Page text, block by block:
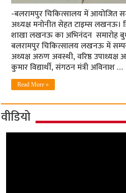
-बलरामपुर चिकित्‍सालय में आयोजित
अध्‍यक्ष मनोनीत सेहत टाइम्‍स लखनऊ।
शाखा लखनऊ का अभिनंदन समारोह
बलरामपुर चिकित्सालय लखनऊ में
अध्यक्ष अरुण अवस्थी, वरिष्ठ उपाध्यक्ष
कुमार विद्यार्थी, संगठन मंत्री अविनाश …
Read More »
वीडियो